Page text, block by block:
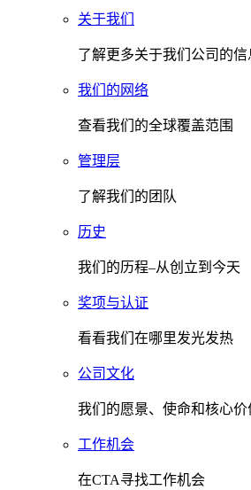
关于我们
了解更多关于我们公司的信
我们的网络
查看我们的全球覆盖范围
管理层
了解我们的团队
历史
我们的历程–从创立到今天
奖项与认证
看看我们在哪里发光发热
公司文化
我们的愿景、使命和核心价
工作机会
在CTA寻找工作机会